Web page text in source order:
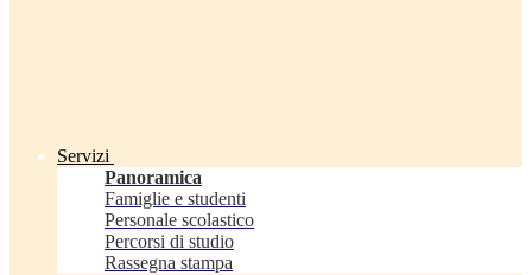
Servizi
Panoramica
Famiglie e studenti
Personale scolastico
Percorsi di studio
Rassegna stampa